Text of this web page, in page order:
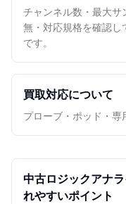
チャンネル数・最大
無・対応規格を確認し
です。
買取対応について
プローブ・ポッド・専
中古ロジックアナ
れやすいポイント